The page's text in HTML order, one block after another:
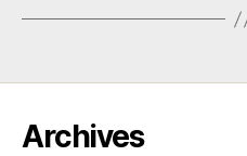
Archives